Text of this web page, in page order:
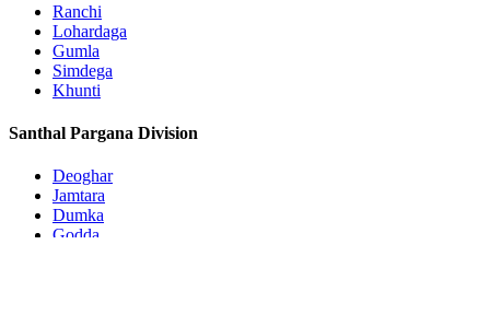
Ranchi
Lohardaga
Gumla
Simdega
Khunti
Santhal Pargana Division
Deoghar
Jamtara
Dumka
Godda